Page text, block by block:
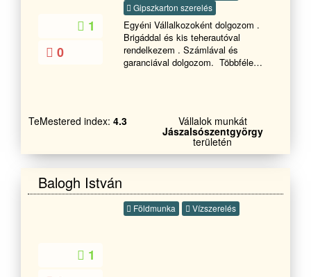
1
0
Gipszkarton szerelés
Egyéni Vállalkozoként dolgozom .
Brigáddal és kis teherautóval
rendelkezem . Számlával és
garanciával dolgozom. Többféle
TeMestered index: 4.3 Vállalok munkát
Jászalsószentgyörgy
területén
Balogh István
1
Földmunka Vízszerelés